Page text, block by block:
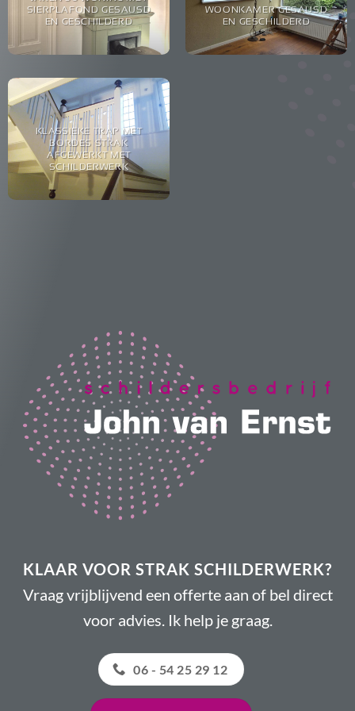
SIERPLAFOND GESAUSD
EN GESCHILDERD
WOONKAMER GESAUSD
EN GESCHILDERD
KLASSIEKE TRAP MET
BORDES STRAK
AFGEWERKT MET
SCHILDERWERK
KLAAR VOOR STRAK SCHILDERWERK?
Vraag vrijblijvend een offerte aan of bel direct
voor advies. Ik help je graag.
06 - 54 25 29 12